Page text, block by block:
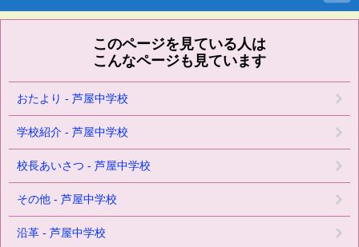
このページを見ている人は
こんなページも見ています
おたより - 芦屋中学校
学校紹介 - 芦屋中学校
校長あいさつ - 芦屋中学校
その他 - 芦屋中学校
沿革 - 芦屋中学校